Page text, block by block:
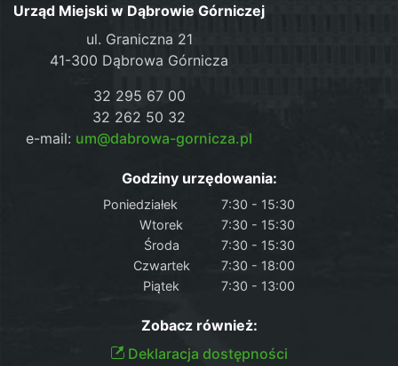
Urząd Miejski w Dąbrowie Górniczej
ul. Graniczna 21
41-300 Dąbrowa Górnicza
32 295 67 00
32 262 50 32
e-mail: um@dabrowa-gornicza.pl
Godziny urzędowania:
Poniedziałek
7:30 - 15:30
Wtorek
7:30 - 15:30
Środa
7:30 - 15:30
Czwartek
7:30 - 18:00
Piątek
7:30 - 13:00
Zobacz również:
Deklaracja dostępności